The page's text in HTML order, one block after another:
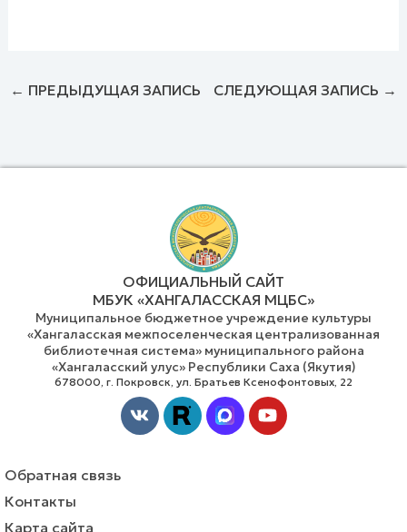
← ПРЕДЫДУЩАЯ ЗАПИСЬ СЛЕДУЮЩАЯ ЗАПИСЬ →
ОФИЦИАЛЬНЫЙ САЙТ
МБУК «ХАНГАЛАССКАЯ МЦБС»
Муниципальное бюджетное учреждение культуры
«Хангаласская межпоселенческая централизованная
библиотечная система» муниципального района
«Хангаласский улус» Республики Саха (Якутия)
678000, г. Покровск, ул. Братьев Ксенофонтовых, 22
Vk Youtube
Обратная связь
Контакты
Карта сайта